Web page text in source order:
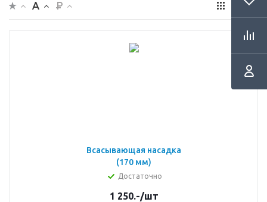
Всасывающая насадка
(170 мм)
Достаточно
1 250.-/шт